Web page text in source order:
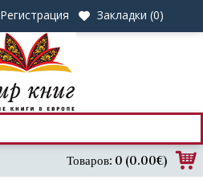
Регистрация Закладки (0)
Товаров: 0 (0.00€)